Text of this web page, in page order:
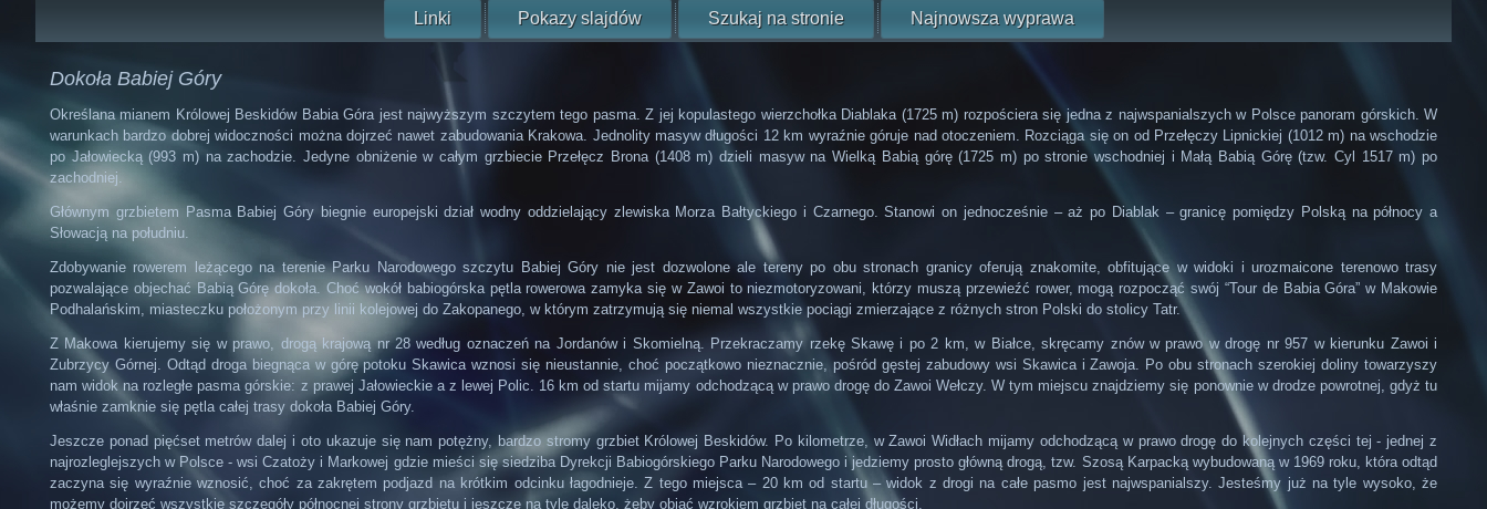
Linki Pokazy slajdów Szukaj na stronie Najnowsza wyprawa
Dokoła Babiej Góry
Określana mianem Królowej Beskidów Babia Góra jest najwyższym szczytem tego pasma. Z jej kopulastego wierzchołka Diablaka (1725 m) rozpościera się jedna z najwspanialszych w Polsce panoram górskich. W
warunkach bardzo dobrej widoczności można dojrzeć nawet zabudowania Krakowa. Jednolity masyw długości 12 km wyraźnie góruje nad otoczeniem. Rozciąga się on od Przełęczy Lipnickiej (1012 m) na wschodzie
po Jałowiecką (993 m) na zachodzie. Jedyne obniżenie w całym grzbiecie Przełęcz Brona (1408 m) dzieli masyw na Wielką Babią górę (1725 m) po stronie wschodniej i Małą Babią Górę (tzw. Cyl 1517 m) po
zachodniej.
Głównym grzbietem Pasma Babiej Góry biegnie europejski dział wodny oddzielający zlewiska Morza Bałtyckiego i Czarnego. Stanowi on jednocześnie – aż po Diablak – granicę pomiędzy Polską na północy a
Słowacją na południu.
Zdobywanie rowerem leżącego na terenie Parku Narodowego szczytu Babiej Góry nie jest dozwolone ale tereny po obu stronach granicy oferują znakomite, obfitujące w widoki i urozmaicone terenowo trasy
pozwalające objechać Babią Górę dokoła. Choć wokół babiogórska pętla rowerowa zamyka się w Zawoi to niezmotoryzowani, którzy muszą przewieźć rower, mogą rozpocząć swój “Tour de Babia Góra” w Makowie
Podhalańskim, miasteczku położonym przy linii kolejowej do Zakopanego, w którym zatrzymują się niemal wszystkie pociągi zmierzające z różnych stron Polski do stolicy Tatr.
Z Makowa kierujemy się w prawo, drogą krajową nr 28 według oznaczeń na Jordanów i Skomielną. Przekraczamy rzekę Skawę i po 2 km, w Białce, skręcamy znów w prawo w drogę nr 957 w kierunku Zawoi i
Zubrzycy Górnej. Odtąd droga biegnąca w górę potoku Skawica wznosi się nieustannie, choć początkowo nieznacznie, pośród gęstej zabudowy wsi Skawica i Zawoja. Po obu stronach szerokiej doliny towarzyszy
nam widok na rozległe pasma górskie: z prawej Jałowieckie a z lewej Polic. 16 km od startu mijamy odchodzącą w prawo drogę do Zawoi Wełczy. W tym miejscu znajdziemy się ponownie w drodze powrotnej, gdyż tu
właśnie zamknie się pętla całej trasy dokoła Babiej Góry.
Jeszcze ponad pięćset metrów dalej i oto ukazuje się nam potężny, bardzo stromy grzbiet Królowej Beskidów. Po kilometrze, w Zawoi Widłach mijamy odchodzącą w prawo drogę do kolejnych części tej - jednej z
najrozleglejszych w Polsce - wsi Czatoży i Markowej gdzie mieści się siedziba Dyrekcji Babiogórskiego Parku Narodowego i jedziemy prosto główną drogą, tzw. Szosą Karpacką wybudowaną w 1969 roku, która odtąd
zaczyna się wyraźnie wznosić, choć za zakrętem podjazd na krótkim odcinku łagodnieje. Z tego miejsca – 20 km od startu – widok z drogi na całe pasmo jest najwspanialszy. Jesteśmy już na tyle wysoko, że
możemy dojrzeć wszystkie szczegóły północnej strony grzbietu i jeszcze na tyle daleko, żeby objąć wzrokiem grzbiet na całej długości.